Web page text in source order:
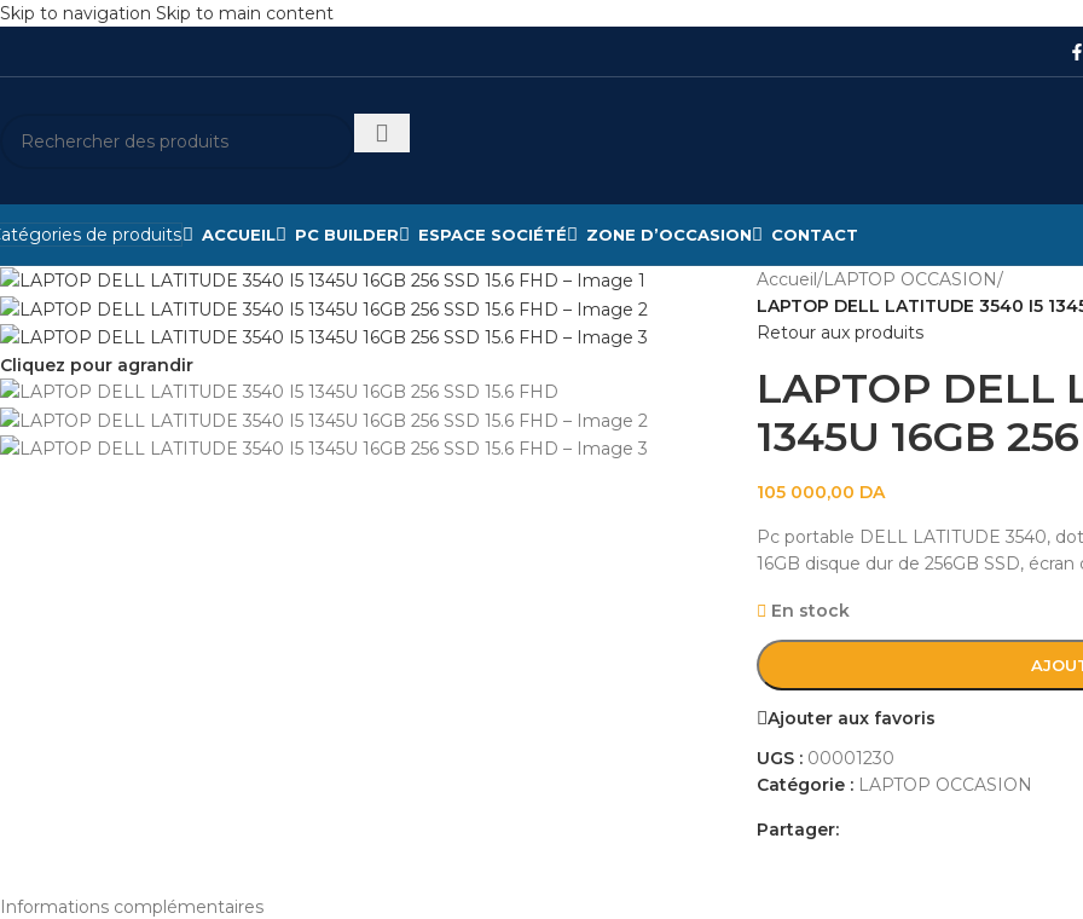
Skip to navigation Skip to main content
de produits ACCUEIL PC BUILDER ESPACE SOCIÉTÉ ZONE D’OCCASION CONTACT
Cliquez pour agrandir
Accueil/LAPTOP OCCASION/
LAPTOP DELL LATITUDE 3540 I5
Retour aux produits
LAPTOP DELL
1345U 16GB
105 000,00 DA
Pc portable DELL LATITUDE 3540,
16GB disque dur de 256GB SSD, écran
En stock
Ajouter aux favoris
UGS : 00001230
Catégorie : LAPTOP OCCASION
Partager:
Informations complémentaires